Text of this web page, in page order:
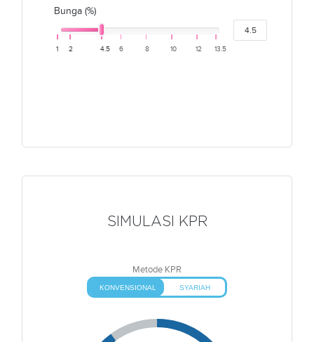
Bunga (%)
1 2 4.5 6 8 10 12 13.5
SIMULASI KPR
Metode KPR